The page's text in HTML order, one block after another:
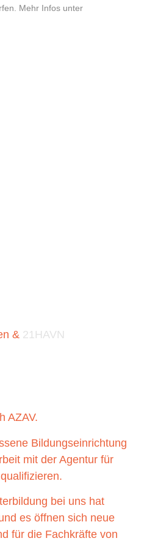
Mehr Infos unter
& 21HAVN
AZAV.
Bildungseinrichtung
mit der Agentur für
bei uns hat
es öffnen sich neue
für die Fachkräfte von